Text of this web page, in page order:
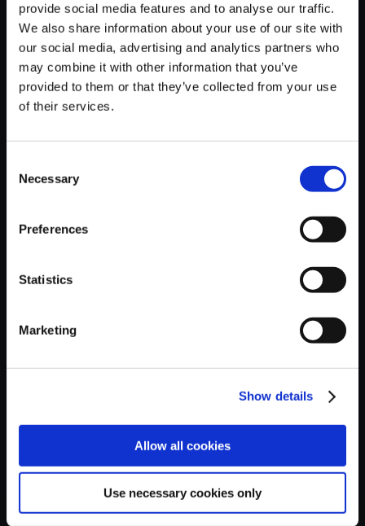
provide social media features and to analyse our traffic.
We also share information about your use of our site with
our social media, advertising and analytics partners who
may combine it with other information that you’ve
provided to them or that they’ve collected from your use
of their services.
Selection
Necessary
Preferences
Statistics
Marketing
Show details
Allow all cookies
Use necessary cookies only
38
【単曲】ロックマン11 運命の歯
車！！ オリジナルサウンドトラッ
ク PILE MAN STAGE
（ARRANGED）
森本章之
00:04:44 47.8 MB
150円(税込)
39
車！！ オリジナルサウンドトラッ
40
【単曲】ロックマン11 運命の歯
車！！ オリジナルサウンドトラッ
寺山善也
00:03:18 33.5 MB
150円(税込)
150円(税込)
42
【単曲】ロックマン11 運命の歯
（ARRANGED）
00:02:48 28.3 MB
150円(税込)
（ARRANGED）
車！！ オリジナルサウンドトラッ
ク RM11